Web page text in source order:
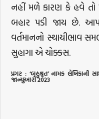
નહીં મળે કારણ કે હવે તો
બહાર પડી જાય છે.
વર્તમાનનો સ્થાયીભાવ
સુહાગા એ ચોક્કસ.
પ્રગટ : ‘બહુશ્રૃત’નામક લેખિકાની
જાન્યુઆરી2023